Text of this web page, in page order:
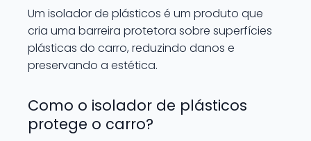
Um isolador de plásticos é um produto que
cria uma barreira protetora sobre superfícies
plásticas do carro, reduzindo danos e
preservando a estética.
Como o isolador de plásticos
protege o carro?